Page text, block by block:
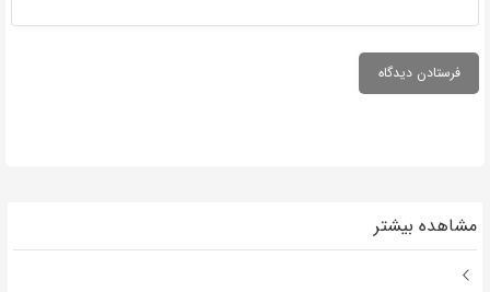
مشاهده بیشتر